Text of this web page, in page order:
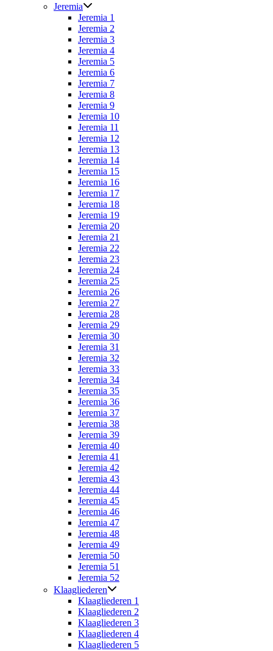
Jeremia
Jeremia 1
Jeremia 2
Jeremia 3
Jeremia 4
Jeremia 5
Jeremia 6
Jeremia 7
Jeremia 8
Jeremia 9
Jeremia 10
Jeremia 11
Jeremia 12
Jeremia 13
Jeremia 14
Jeremia 15
Jeremia 16
Jeremia 17
Jeremia 18
Jeremia 19
Jeremia 20
Jeremia 21
Jeremia 22
Jeremia 23
Jeremia 24
Jeremia 25
Jeremia 26
Jeremia 27
Jeremia 28
Jeremia 29
Jeremia 30
Jeremia 31
Jeremia 32
Jeremia 33
Jeremia 34
Jeremia 35
Jeremia 36
Jeremia 37
Jeremia 38
Jeremia 39
Jeremia 40
Jeremia 41
Jeremia 42
Jeremia 43
Jeremia 44
Jeremia 45
Jeremia 46
Jeremia 47
Jeremia 48
Jeremia 49
Jeremia 50
Jeremia 51
Jeremia 52
Klaagliederen
Klaagliederen 1
Klaagliederen 2
Klaagliederen 3
Klaagliederen 4
Klaagliederen 5